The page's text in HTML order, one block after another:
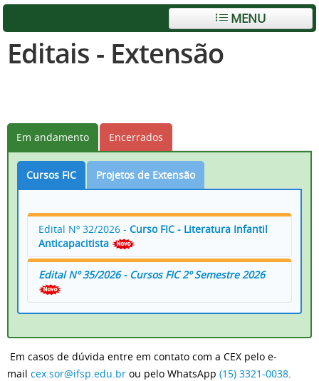
MENU
Editais - Extensão
Em andamento Encerrados
Cursos FIC Projetos de Extensão
Edital Nº 32/2026 - Curso FIC - Literatura Infantil
Anticapacitista
Edital nº 32/2026
Inscreva-se aqui
Retificação do EDITAL Nº 32/2026
Edital Nº 35/2026 - CursosFIC2º Semestre 2026
Edital nº35/2026
Inscreva-se agora
Em casos de dúvida entre em contato com a CEX pelo e-
mail cex.sor@ifsp.edu.br ou pelo WhatsApp (15) 3321-0038.